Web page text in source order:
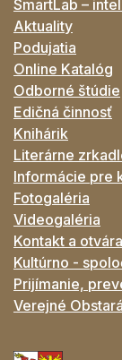
SmartLab –
Aktuality
Podujatia
Online Katalóg
Odborné štúdie
Edičná činnosť
Knihárik
Literárne
Informácie pre
Fotogaléria
Videogaléria
Kontakt a
Kultúrno -
Prijímanie,
Verejné